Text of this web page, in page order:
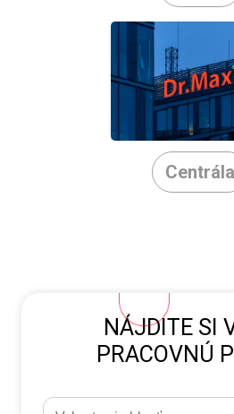
Centrála
NÁJDITE SI
PRACOVNÚ